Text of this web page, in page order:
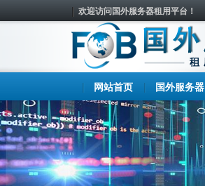
欢迎访问国外服务器租用平台！
网站首页 国外服务器